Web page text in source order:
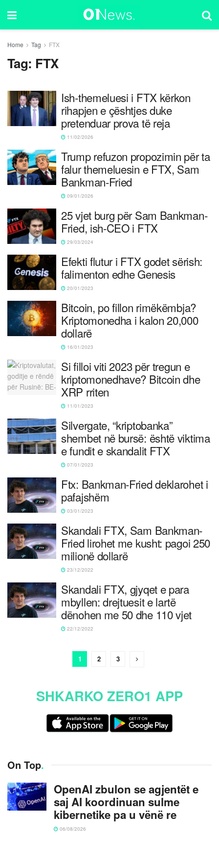
Home Tag FTX
Tag: FTX
Ish-themeluesi i FTX kërkon
rihapjen e çështjes duke
pretenduar prova të reja
11/02/2026
Trump refuzon propozimin për ta
falur themeluesin e FTX, Sam
Bankman-Fried
09/01/2026
25 vjet burg për Sam Bankman-
Fried, ish-CEO i FTX
29/03/2024
Efekti flutur i FTX godet sërish:
falimenton edhe Genesis
20/01/2023
Bitcoin, po fillon rimëkëmbja?
Kriptomonedha i kalon 20,000
dollarë
16/01/2023
Si filloi viti 2023 për tregun e
kriptomonedhave? Bitcoin dhe
XRP rriten
11/01/2023
Silvergate, “kriptobanka”
shembet në bursë: është viktima
e fundit e skandalit FTX
07/01/2023
Ftx: Bankman-Fried deklarohet i
pafajshëm
03/01/2023
Skandali FTX, Sam Bankman-
Fried lirohet me kusht: pagoi 250
milionë dollarë
23/12/2022
Skandali FTX, gjyqet e para
mbyllen: drejtuesit e lartë
dënohen me 50 dhe 110 vjet
22/12/2022
1 2 3
SHKARKO ZERO1 APP
On Top.
OpenAI zbulon se agjentët e
saj AI koordinuan sulme
kibernetike pa u vënë re
06/08/2026